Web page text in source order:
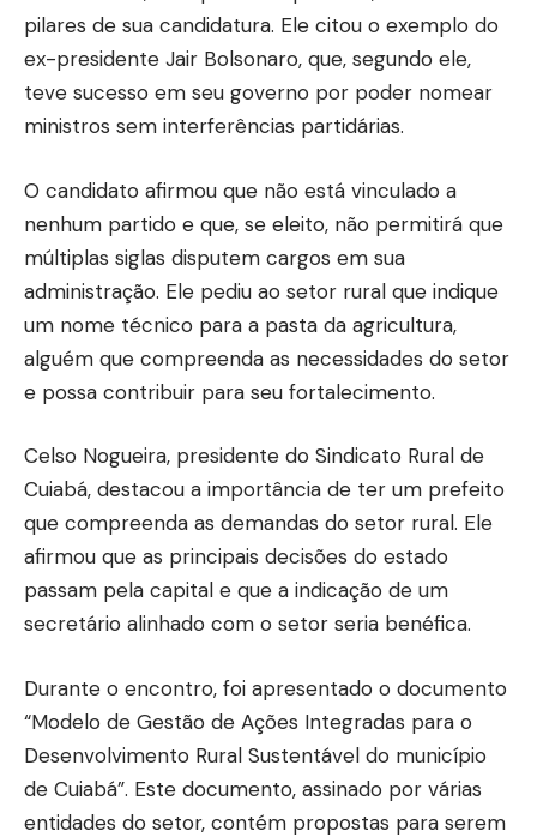
pilares de sua candidatura. Ele citou o exemplo do
ex-presidente Jair Bolsonaro, que, segundo ele,
teve sucesso em seu governo por poder nomear
ministros sem interferências partidárias.
O candidato afirmou que não está vinculado a
nenhum partido e que, se eleito, não permitirá que
múltiplas siglas disputem cargos em sua
administração. Ele pediu ao setor rural que indique
um nome técnico para a pasta da agricultura,
alguém que compreenda as necessidades do setor
e possa contribuir para seu fortalecimento.
Celso Nogueira, presidente do Sindicato Rural de
Cuiabá, destacou a importância de ter um prefeito
que compreenda as demandas do setor rural. Ele
afirmou que as principais decisões do estado
passam pela capital e que a indicação de um
secretário alinhado com o setor seria benéfica.
Durante o encontro, foi apresentado o documento
“Modelo de Gestão de Ações Integradas para o
Desenvolvimento Rural Sustentável do município
de Cuiabá”. Este documento, assinado por várias
entidades do setor, contém propostas para serem